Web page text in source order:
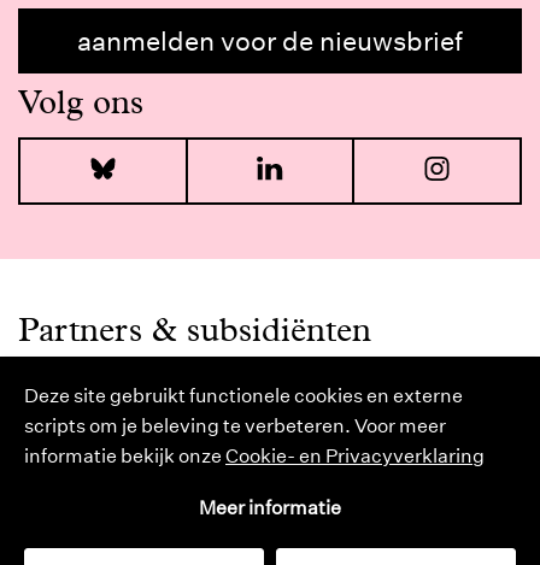
Deze site gebruikt functionele cookies en externe
scripts om je beleving te verbeteren. Voor meer
informatie bekijk onze Cookie- en Privacyverklaring
Meer informatie
aanmelden voor de nieuwsbrief
Volg ons
Bluesky LinkedIn
Partners & subsidiënten